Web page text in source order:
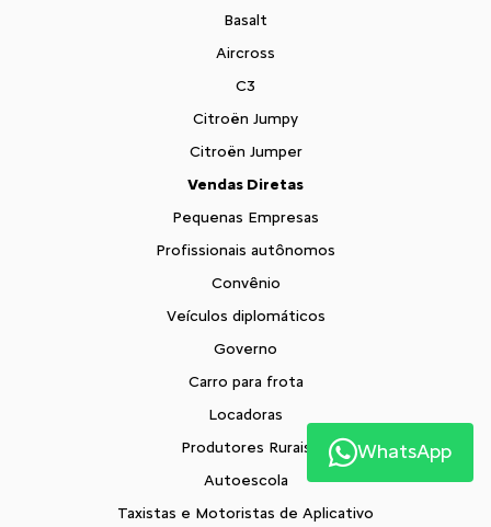
Basalt
Aircross
C3
Citroën Jumpy
Citroën Jumper
Vendas Diretas
Pequenas Empresas
Profissionais autônomos
Convênio
Veículos diplomáticos
Governo
Carro para frota
Locadoras
Produtores Rurais
Autoescola
Taxistas e Motoristas de Aplicativo
WhatsApp